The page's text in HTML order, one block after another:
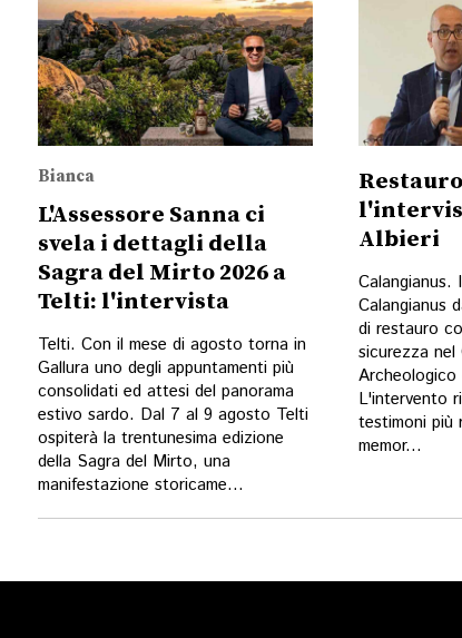
Bianca
L'Assessore Sanna ci
svela i dettagli della
Sagra del Mirto 2026 a
Telti: l'intervista
Telti. Con il mese di agosto torna in
Gallura uno degli appuntamenti più
consolidati ed attesi del panorama
estivo sardo. Dal 7 al 9 agosto Telti
ospiterà la trentunesima edizione
della Sagra del Mirto, una
manifestazione storicame...
Albieri
Calangianus.
Calangianus
di restauro
sicurezza nel
L'intervento
testimoni più
memor...